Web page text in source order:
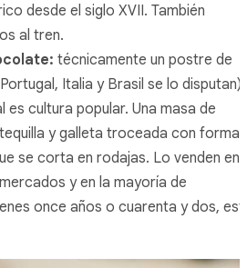
desde el siglo XVII. También
al tren.
: técnicamente un postre de
Italia y Brasil se lo disputan),
es cultura popular. Una masa de
y galleta troceada con forma
se corta en rodajas. Lo venden en
y en la mayoría de
once años o cuarenta y dos,